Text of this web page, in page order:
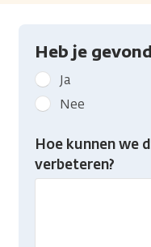
Heb je
Geef
kanker.nl
feedback:
Heb
gevonden
Ja
Nee
Hoe kunnen we
verbeteren?